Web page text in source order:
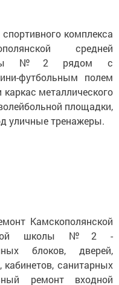
комплекса
средней
№2 рядом с
футбольным полем
металлического
площадки,
уличные тренажеры.
Камскополянской
школы №2 -
блоков, дверей,
кабинетов, санитарных
ремонт входной